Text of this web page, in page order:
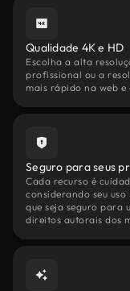
Qualidade 4K e HD
Escolha a alta
profissional ou a
mais rápido na web e
Seguro para seus
Cada recurso é
considerando seu
que seja seguro para
direitos autorais dos